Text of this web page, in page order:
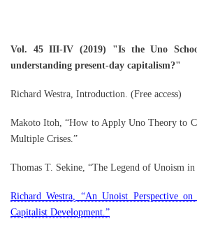
Vol. 45 III-IV (2019) "Is theUno
understanding present-day capitalism?"
Richard Westra, Introduction. (Free access)
Makoto Itoh, “How to Apply Uno Theory to
Multiple Crises.”
Thomas T. Sekine, “The Legend of Unoism in
Richard Westra, “An Unoist Perspective
Capitalist Development.”